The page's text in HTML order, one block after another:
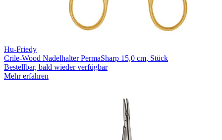
Hu-Friedy
Crile-Wood Nadelhalter PermaSharp 15,0 cm, Stück
Bestellbar, bald wieder verfügbar
Mehr erfahren